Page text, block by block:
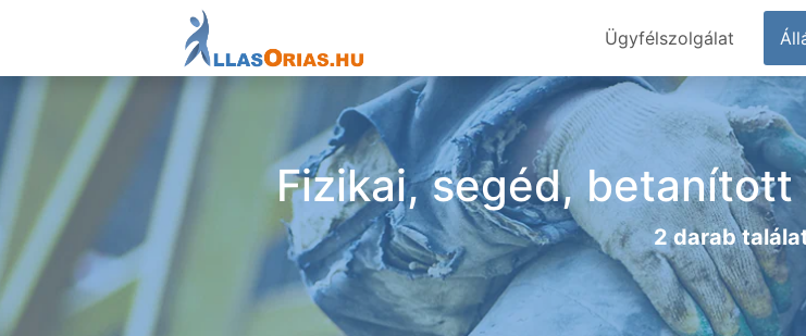
Ügyfélszolgálat
Fizikai, segéd, betanított
2 darab